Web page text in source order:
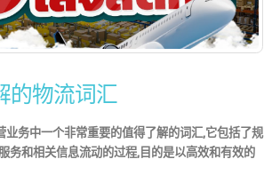
的物流词汇
业务中一个非常重要的值得了解的词汇,它包括
务和相关信息流动的过程,目的是以高效和有效